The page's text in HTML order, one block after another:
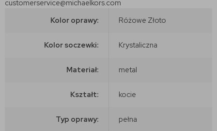
customerservice@michaelkors.com
Kolor oprawy:
Różowe Złoto
Kolor soczewki: Krystaliczna
Materiał: metal
Kształt: kocie
Typ oprawy: pełna